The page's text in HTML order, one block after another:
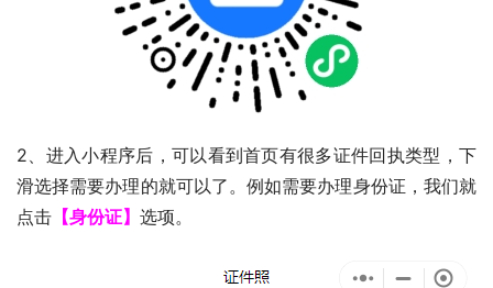
2、进入小程序后，可以看到首页有很多证件回执类型，下
滑选择需要办理的就可以了。例如需要办理身份证，我们就
点击 【身份证】 选项。